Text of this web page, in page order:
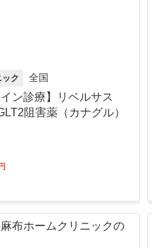
ク 全国
イン診療】リベルサス
阻害薬（カナグル）
円